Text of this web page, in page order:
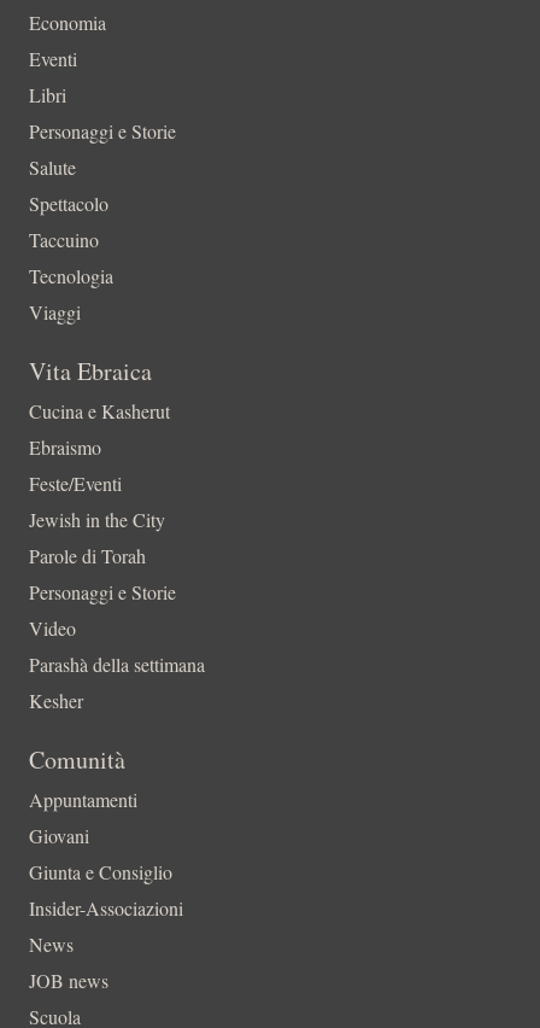
Economia
Eventi
Libri
Personaggi e Storie
Salute
Spettacolo
Taccuino
Tecnologia
Viaggi
Vita Ebraica
Cucina e Kasherut
Ebraismo
Feste/Eventi
Jewish in the City
Parole di Torah
Personaggi e Storie
Video
Parashà della settimana
Kesher
Comunità
Appuntamenti
Giovani
Giunta e Consiglio
Insider-Associazioni
News
JOB news
Scuola